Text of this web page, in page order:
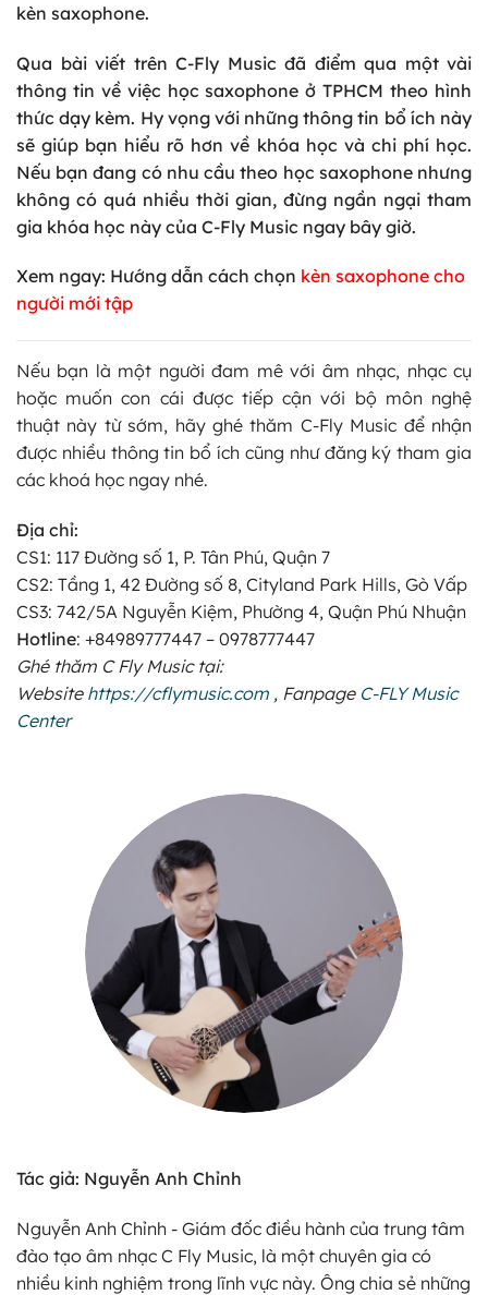
kèn saxophone.
Qua bài viết trên C-Fly Music đã điểm qua một vài
thông tin về việc học saxophone ở TPHCM theo hình
thức dạy kèm. Hy vọng với những thông tin bổ ích này
sẽ giúp bạn hiểu rõ hơn về khóa học và chi phí học.
Nếu bạn đang có nhu cầu theo học saxophone nhưng
không có quá nhiều thời gian, đừng ngần ngại tham
gia khóa học này của C-Fly Music ngay bây giờ.
Xem ngay: Hướng dẫn cách chọn kèn saxophone cho
người mới tập
Nếu bạn là một người đam mê với âm nhạc, nhạc cụ
hoặc muốn con cái được tiếp cận với bộ môn nghệ
thuật này từ sớm, hãy ghé thăm C-Fly Music để nhận
được nhiều thông tin bổ ích cũng như đăng ký tham gia
các khoá học ngay nhé.
Địa chỉ:
CS1: 117 Đường số 1, P. Tân Phú, Quận 7
CS2: Tầng 1, 42 Đường số 8, Cityland Park Hills, Gò Vấp
CS3: 742/5A Nguyễn Kiệm, Phường 4, Quận Phú Nhuận
Hotline: +84989777447 – 0978777447
Ghé thăm C Fly Music tại:
Website https://cflymusic.com , Fanpage C-FLY Music
Center
Tác giả: Nguyễn Anh Chỉnh
Nguyễn Anh Chỉnh - Giám đốc điều hành của trung tâm
đào tạo âm nhạc C Fly Music, là một chuyên gia có
nhiều kinh nghiệm trong lĩnh vực này. Ông chia sẻ những